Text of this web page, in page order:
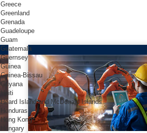
Greece
Greenland
Grenada
Guadeloupe
Guam
Guatemala
Guernsey
Guinea
Guinea-Bissau
Guyana
Haiti
Heard Island and McDonald Islands
Honduras
Hong Kong
Hungary